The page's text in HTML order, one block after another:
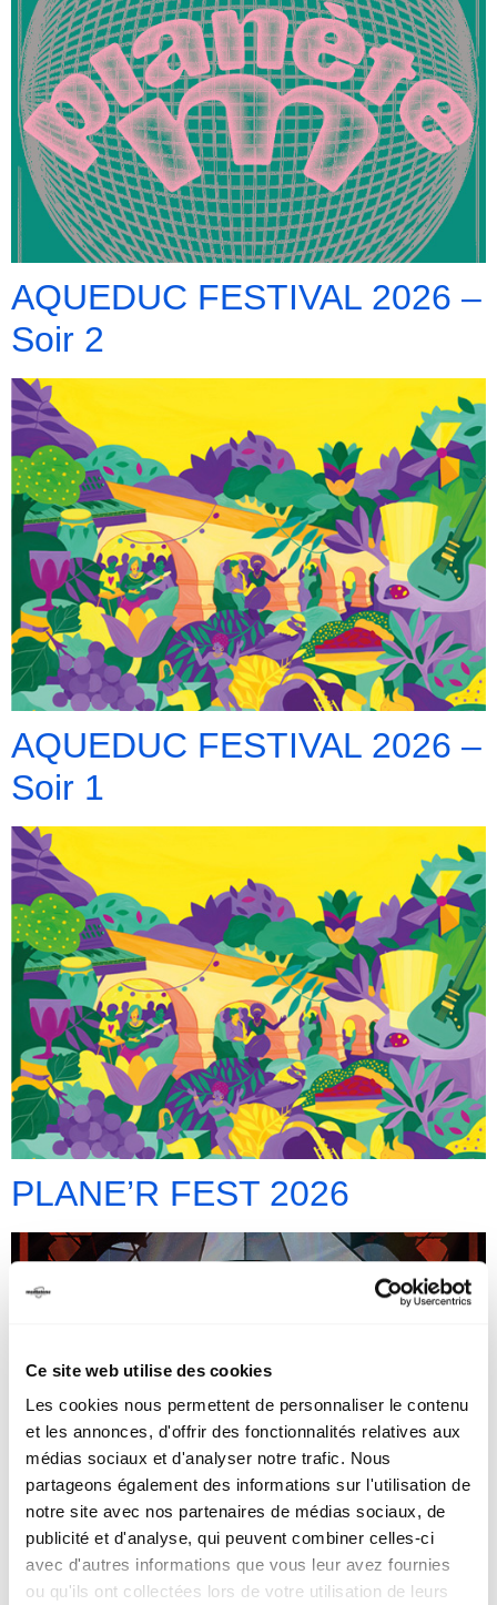
Ce site web utilise des cookies
Les cookies nous permettent de personnaliser le contenu
et les annonces, d'offrir des fonctionnalités relatives aux
médias sociaux et d'analyser notre trafic. Nous
partageons également des informations sur l'utilisation de
notre site avec nos partenaires de médias sociaux, de
publicité et d'analyse, qui peuvent combiner celles-ci
avec d'autres informations que vous leur avez fournies
ou qu'ils ont collectées lors de votre utilisation de leurs
AQUEDUC FESTIVAL 2026 –
Soir 2
AQUEDUC FESTIVAL 2026 –
Soir 1
PLANE’R FEST 2026